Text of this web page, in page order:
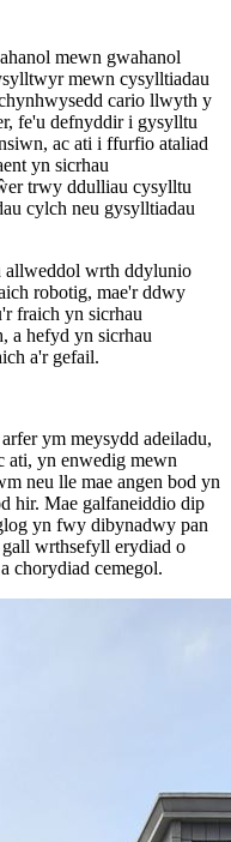
mewn gwahanol
mewn cysylltiadau
cario llwyth y
fe'u defnyddir i gysylltu
ac ati i ffurfio ataliad
yn sicrhau
trwy ddulliau cysylltu
cylch neu gysylltiadau
allweddol wrth ddylunio
robotig, mae'r ddwy
fraich yn sicrhau
a hefyd yn sicrhau
a'r gefail.
ym meysydd adeiladu,
ati, yn enwedig mewn
neu lle mae angen bod yn
hir. Mae galfaneiddio dip
yn fwy dibynadwy pan
wrthsefyll erydiad o
chorydiad cemegol.